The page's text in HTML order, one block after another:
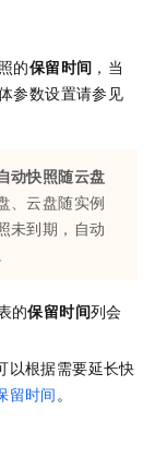
的保留时间 ，当
参数设置请参见
动快照随云盘
、云盘随实例
未到期，自动
的保留时间列会
以根据需要延长快
留时间 。